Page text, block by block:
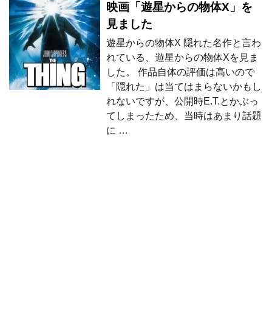
映画「遊星からの物体X」を
見ました
遊星からの物体X 隠れた名作と言わ
れている、遊星からの物体Xを見ま
した。 作品自体の評価は高いので
「隠れた」は当てはまらないかもし
れないですが、公開時E.T.とかぶっ
てしまったため、当時はあまり話題
に …